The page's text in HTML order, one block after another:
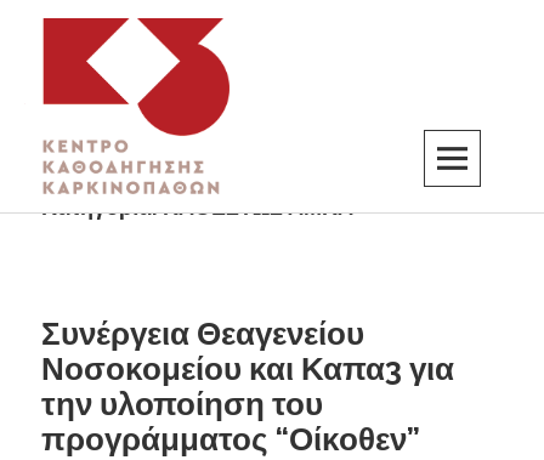
K3
ΚΕΝΤΡΟ ΚΑΘΟΔΗΓΗΣΗΣ ΚΑΡΚΙΝΟΠΑΘΩΝ
Κατηγορία:ΚΑΘΕΣΤΩΣ ΑΜΚΑ
Συνέργεια Θεαγενείου
Νοσοκομείου και Καπα3 για
την υλοποίηση του
προγράμματος “Οίκοθεν”